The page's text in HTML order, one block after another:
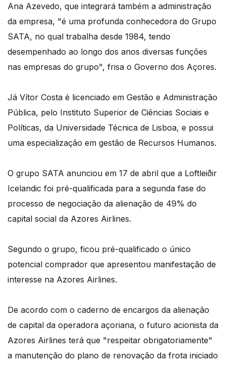
Ana Azevedo, que integrará também a administração
da empresa, "é uma profunda conhecedora do Grupo
SATA, no qual trabalha desde 1984, tendo
desempenhado ao longo dos anos diversas funções
nas empresas do grupo", frisa o Governo dos Açores.
Já Vítor Costa é licenciado em Gestão e Administração
Pública, pelo Instituto Superior de Ciências Sociais e
Políticas, da Universidade Técnica de Lisboa, e possui
uma especialização em gestão de Recursos Humanos.
O grupo SATA anunciou em 17 de abril que a Loftleiðir
Icelandic foi pré-qualificada para a segunda fase do
processo de negociação da alienação de 49% do
capital social da Azores Airlines.
Segundo o grupo, ficou pré-qualificado o único
potencial comprador que apresentou manifestação de
interesse na Azores Airlines.
De acordo com o caderno de encargos da alienação
de capital da operadora açoriana, o futuro acionista da
Azores Airlines terá que "respeitar obrigatoriamente"
a manutenção do plano de renovação da frota iniciado